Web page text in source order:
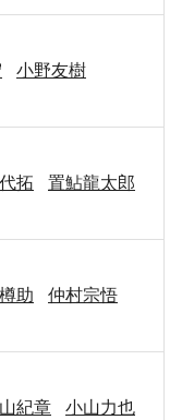
小野友樹
拓
置鮎龍太郎
助
仲村宗悟
紀章
小山力也